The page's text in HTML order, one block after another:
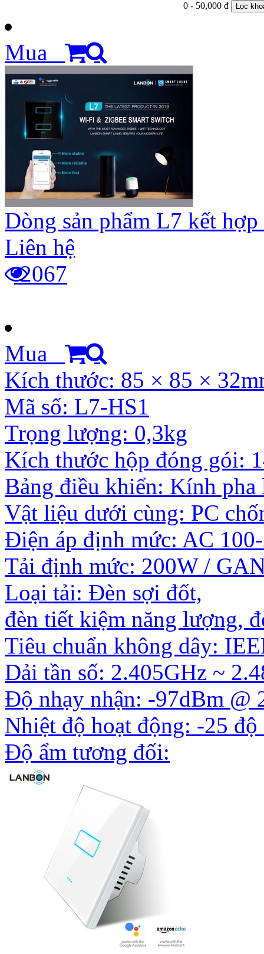
0 - 50,000 đ Lọc
Mua
Dòng sản phẩm L7 kết
Liên hệ
2067
Mua
Kích thước: 85 × 85 ×
Mã số: L7-HS1
Trọng lượng: 0,3kg
Kích thước hộp đóng gói:
Bảng điều khiển: Kính pha
Vật liệu dưới cùng: PC
Điện áp định mức: AC
Tải định mức: 200W /
Loại tải: Đèn sợi đốt,
đèn tiết kiệm năng lượng,
Tiêu chuẩn không dây:
Dải tần số: 2.405GHz ~
Độ nhạy nhận: -97dBm @
Nhiệt độ hoạt động: -25 độ
Độ ẩm tương đối: